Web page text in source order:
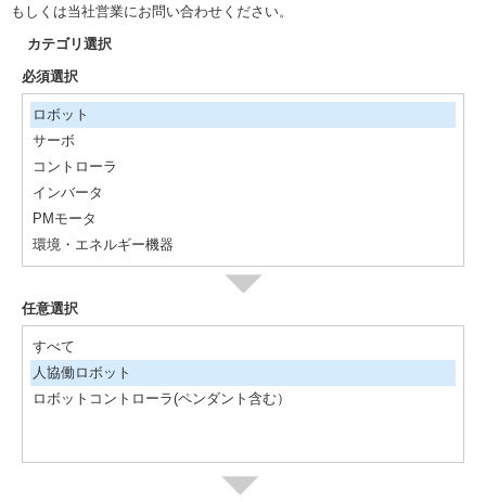
もしくは当社営業にお問い合わせください。
カテゴリ選択
必須選択
ロボット
サーボ
コントローラ
インバータ
PMモータ
環境・エネルギー機器
任意選択
すべて
人協働ロボット
ロボットコントローラ(ペンダント含む）